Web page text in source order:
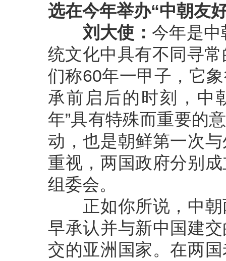
选在今年举办“中朝友
刘大使： 今年是
统文化中具有不同寻
们称60年一甲子，它
承前启后的时刻，中
年”具有特殊而重要的
动，也是朝鲜第一次
重视，两国政府分别
组委会。
正如你所说，中朝
早承认并与新中国建
交的亚洲国家。在两